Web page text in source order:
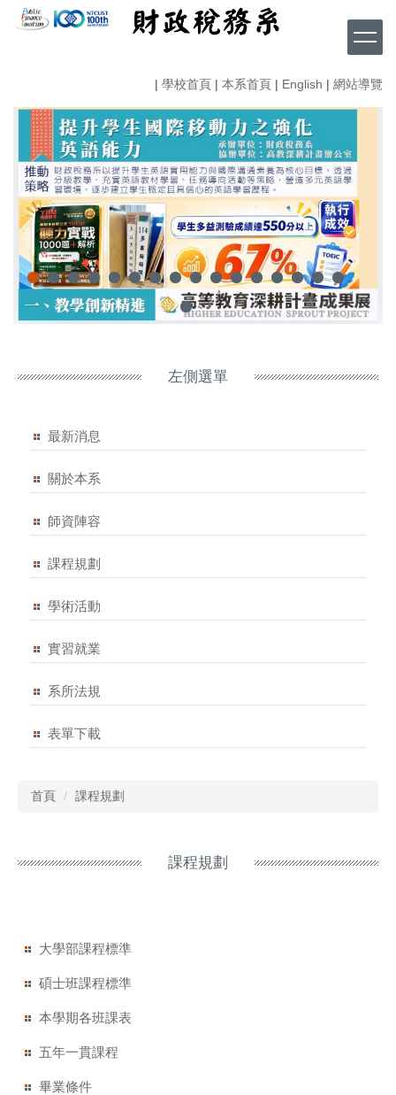
到
容
| 學校首頁 | 本系首頁 | English | 網站導覽
左側選單
最新消息
關於本系
師資陣容
課程規劃
學術活動
實習就業
系所法規
表單下載
首頁 課程規劃
課程規劃
大學部課程標準
碩士班課程標準
本學期各班課表
五年一貫課程
畢業條件